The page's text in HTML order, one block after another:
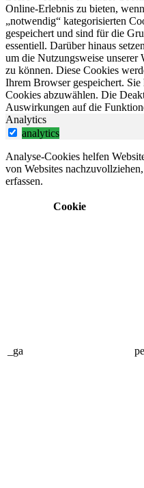
Online-Erlebnis zu bieten,
„notwendig“ kategorisierten
gespeichert und sind für die
essentiell. Darüber hinaus
um die Nutzungsweise unserer
zu können. Diese Cookies
Ihrem Browser gespeichert.
Cookies abzuwählen. Die
Auswirkungen auf die
Analytics
analytics
Analyse-Cookies helfen
von Websites
erfassen.
Cookie
_ga